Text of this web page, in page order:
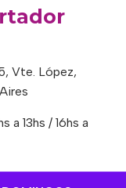
Vte. López,
a 13hs / 16hs a